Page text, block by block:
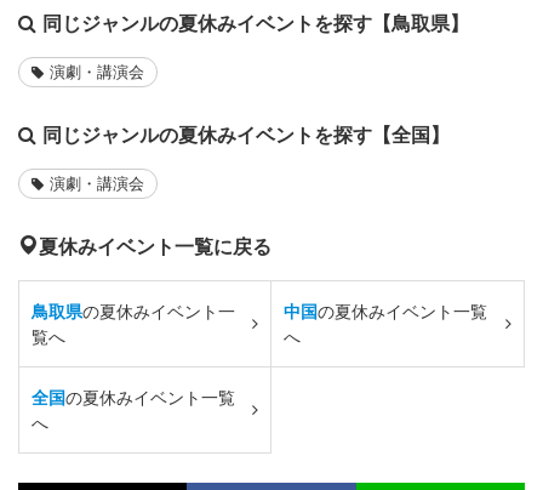
同じジャンルの夏休みイベントを探す【鳥取県】
演劇・講演会
同じジャンルの夏休みイベントを探す【全国】
演劇・講演会
夏休みイベント一覧に戻る
鳥取県の夏休みイベント一
覧へ
中国の夏休みイベント一覧
へ
全国の夏休みイベント一覧
へ